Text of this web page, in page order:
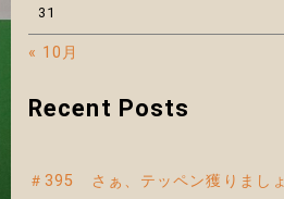
31
« 10月
Recent Posts
＃395 さぁ、テッペン獲りましょ